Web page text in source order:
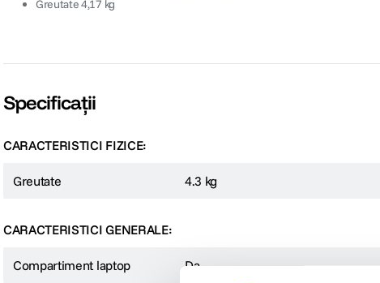
Greutate 4,17 kg
Specificații
CARACTERISTICI FIZICE:
Greutate 4.3 kg
CARACTERISTICI GENERALE:
Compartiment laptop Da